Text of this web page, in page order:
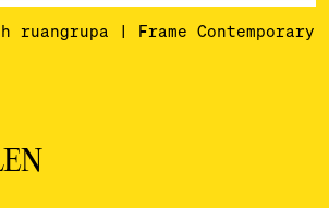
ruangrupa | Frame Contemporary